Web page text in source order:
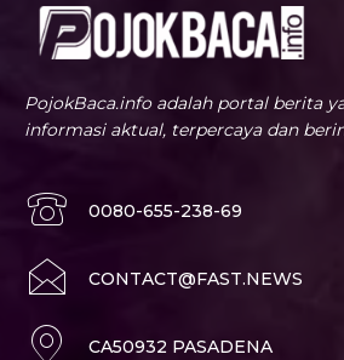
PojokBaca.info adalah portal berita
informasi aktual, terpercaya dan
0080-655-238-69
CONTACT@FAST.NEWS
CA50932 PASADENA